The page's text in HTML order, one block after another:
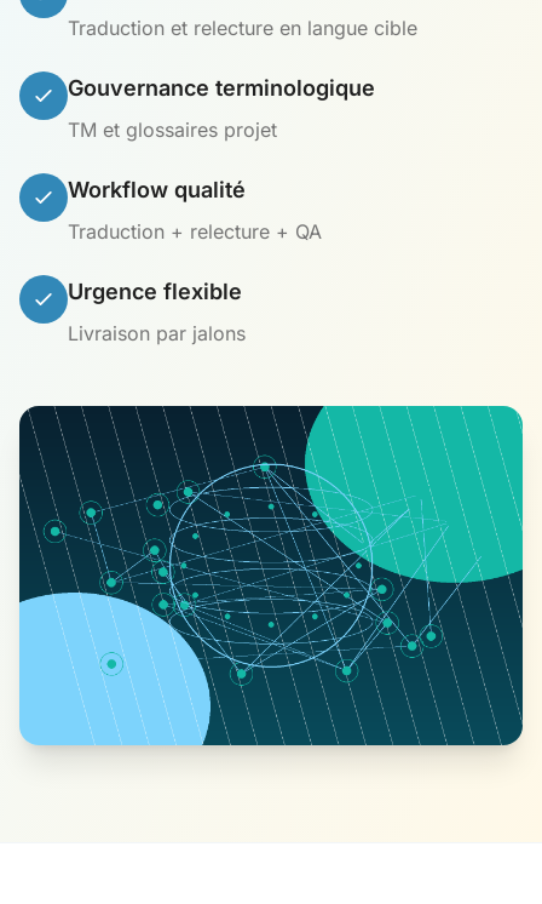
Traduction et relecture en langue cible
Gouvernance terminologique
TM et glossaires projet
Workflow qualité
Traduction + relecture + QA
Urgence flexible
Livraison par jalons